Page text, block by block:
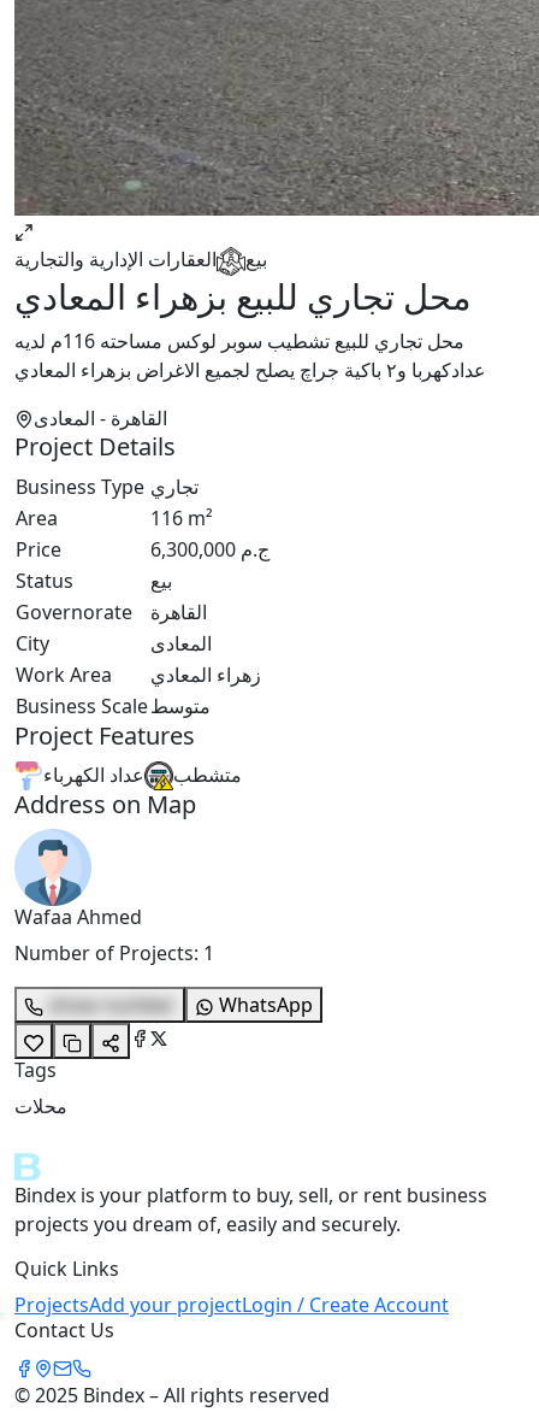
بيع العقارات الإدارية والتجارية
محل تجاري للبيع بزهراء المعادي
محل تجاري للبيع تشطيب سوبر لوكس مساحته 116م لديه
عدادكهربا و٢ باكية جراچ يصلح لجميع الاغراض بزهراء المعادي
القاهرة - المعادى
Project Details
Business Type تجاري
Area
116 m²
Price
6,300,000 ج.م
Status
بيع
Governorate
القاهرة
City
المعادى
Work Area
زهراء المعادي
Business Scaleمتوسط
Project Features
متشطب عداد الكهرباء
Address on Map
Wafaa Ahmed
Number of Projects: 1
show number
WhatsApp
Tags
محلات
Bindex is your platform to buy, sell, or rent business
projects you dream of, easily and securely.
Quick Links
ProjectsAdd your projectLogin / Create Account
Contact Us
© 2025 Bindex – All rights reserved